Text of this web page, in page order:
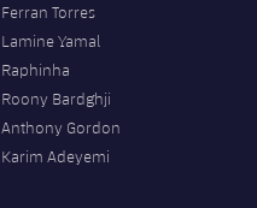
Ferran Torres
Lamine Yamal
Raphinha
Roony Bardghji
Anthony Gordon
Karim Adeyemi